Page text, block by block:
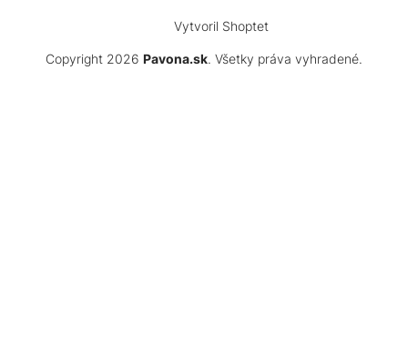
Vytvoril Shoptet
Copyright 2026 Pavona.sk. Všetky práva vyhradené.